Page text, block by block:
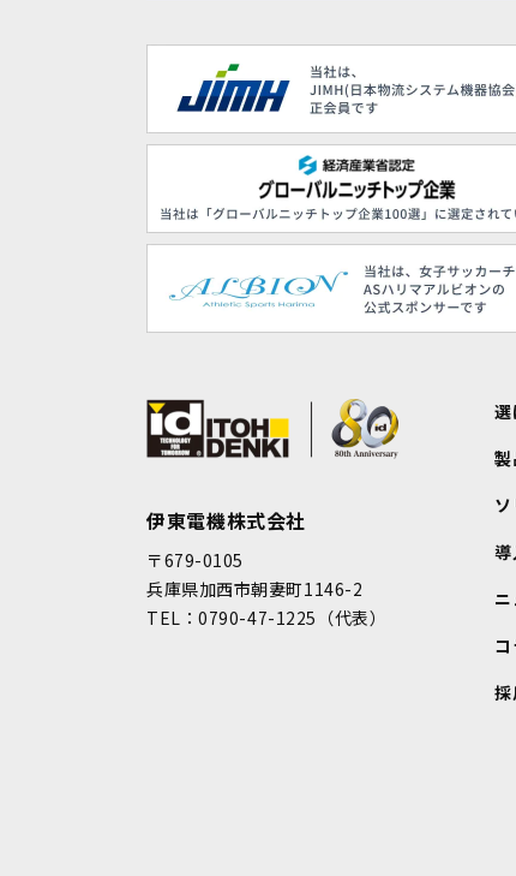
伊東電機株式会社
〒679-0105
兵庫県加西市朝妻町1146-2
TEL：0790-47-1225（代表）
選
製
導
採